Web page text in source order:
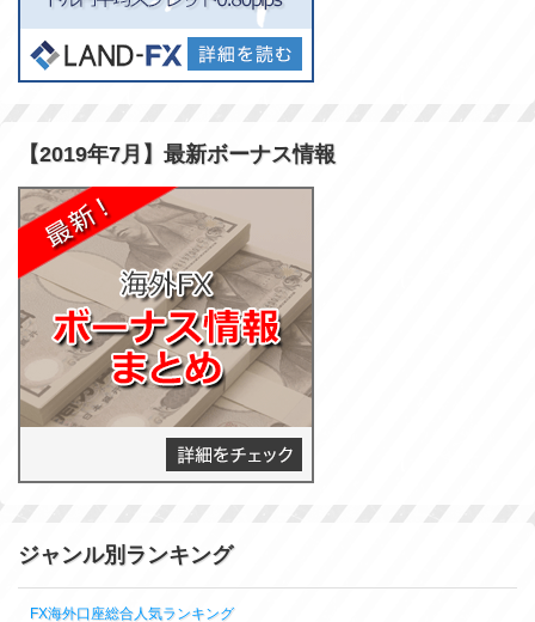
【2019年7月】最新ボーナス情報
ジャンル別ランキング
FX海外口座総合人気ランキング